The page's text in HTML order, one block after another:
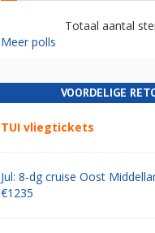
Totaal aantal
Meer polls
VOORDELIGE
TUI vliegtickets
Jul: 8-dg cruise Oost
€1235